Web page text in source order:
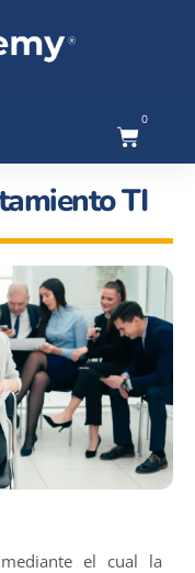
0
TI
el cual la